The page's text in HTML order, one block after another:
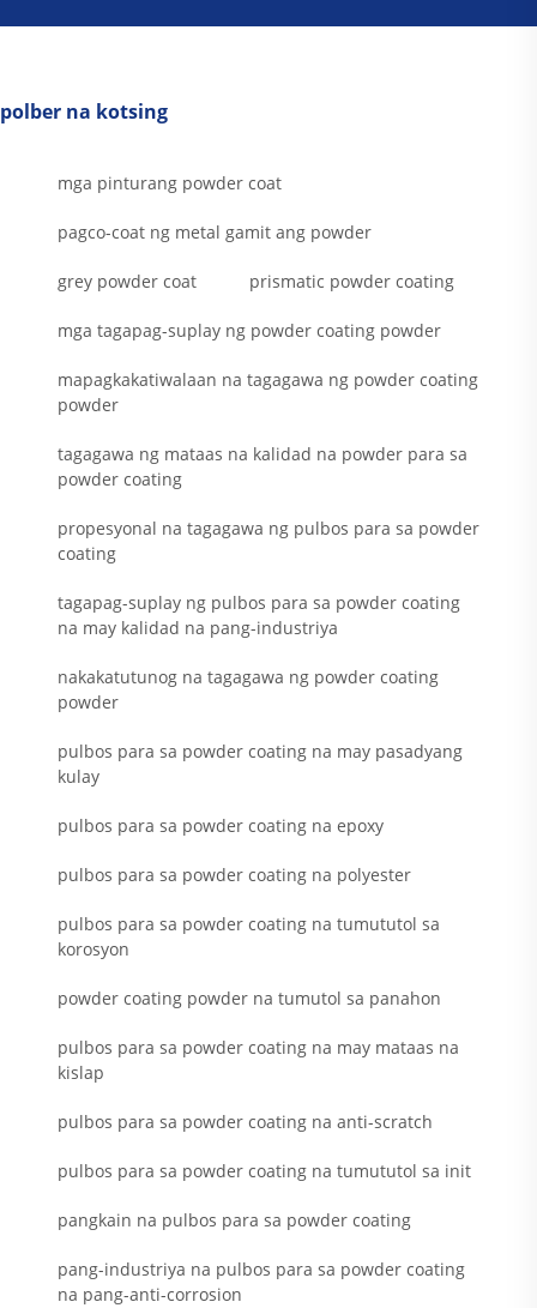
polber na kotsing
mga pinturang powder coat
pagco-coat ng metal gamit ang powder
grey powder coat prismatic powder coating
mga tagapag-suplay ng powder coating powder
mapagkakatiwalaan na tagagawa ng powder coating
powder
tagagawa ng mataas na kalidad na powder para sa
powder coating
propesyonal na tagagawa ng pulbos para sa powder
coating
tagapag-suplay ng pulbos para sa powder coating
na may kalidad na pang-industriya
nakakatutunog na tagagawa ng powder coating
powder
pulbos para sa powder coating na may pasadyang
kulay
pulbos para sa powder coating na epoxy
pulbos para sa powder coating na polyester
pulbos para sa powder coating na tumututol sa
korosyon
powder coating powder na tumutol sa panahon
pulbos para sa powder coating na may mataas na
kislap
pulbos para sa powder coating na anti-scratch
pulbos para sa powder coating na tumututol sa init
pangkain na pulbos para sa powder coating
pang-industriya na pulbos para sa powder coating
na pang-anti-corrosion